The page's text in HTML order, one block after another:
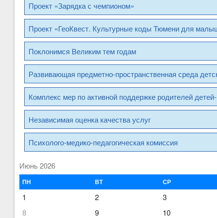
Проект «Зарядка с чемпионом»
Проект «ГеоКвест. Культурные коды Тюмени для
Поклонимся Великим тем годам
Развивающая предметно-пространственная среда
Комплекс мер по активной поддержке родителей
Независимая оценка качества услуг
Психолого-медико-педагогическая комиссия
Июнь 2026
ПН ВТ СР
1 2
3
8
9
10